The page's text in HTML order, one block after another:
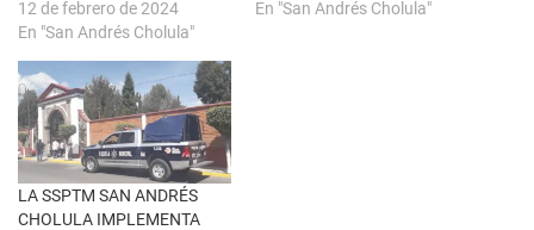
v
a
)
e
n
u
n
a
v
e
n
t
a
n
a
n
u
12 de febrero de 2024
En "San Andrés Cholula"
En "San Andrés Cholula"
LA SSPTM SAN ANDRÉS
CHOLULA IMPLEMENTA